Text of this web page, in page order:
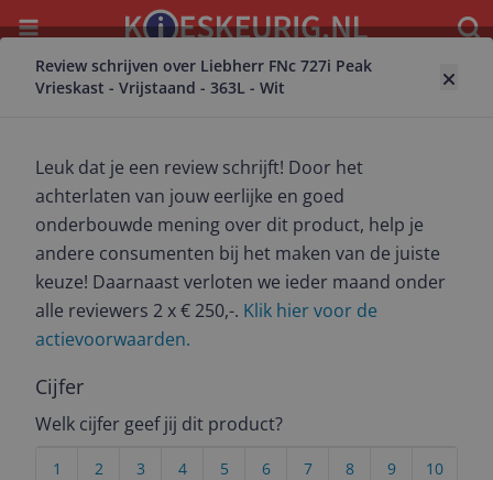
Menu
Terug naar vriezer
9.2(30 )
Dit product wordt aangeboden door 7aanbieders
met een prijs vanaf€ 1.899,00
Bekijk alle aanbieders
Review schrijven over Liebherr FNc 727i Peak
Vrieskast - Vrijstaand - 363L - Wit
Leuk dat je een review schrijft! Door het
achterlaten van jouw eerlijke en goed
onderbouwde mening over dit product, help je
andere consumenten bij het maken van de juiste
keuze! Daarnaast verloten we ieder maand onder
alle reviewers 2 x € 250,-. Klik hier voor de
actievoorwaarden.
Cijfer
Welk cijfer geef jij dit product?
10
9
8
7
6
5
4
3
2
1
Reviews
Gemiddelde beoordeling 9.2